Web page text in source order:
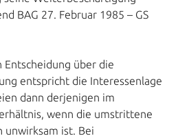
BAG 27. Februar 1985 – GS
Entscheidung über die
entspricht die Interessenlage
dann derjenigen im
wenn die umstrittene
unwirksam ist. Bei